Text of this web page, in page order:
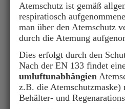
Atemschutz ist gemäß
respiratiosch
man über den Atemschutz
durch die Atemung
Dies erfolgt durch den
Nach der EN 133 findet
umluftunabhängien
z.B. die
Behälter- und